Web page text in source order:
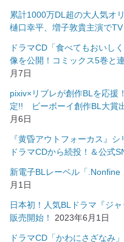
累計1000万DL超の大人気オ
樋口幸平、増子敦貴主演でTV
ドラマCD「食べてもおいし
像を公開！コミックス5巻と
月7日
pixiv×リブレが創作BLを応援
定!! ビーボーイ創作BL大賞
月6日
『黄昏アウトフォーカス』
ドラマCDから続投！＆公式
新電子BLレーベル「.Nonfine
月1日
日本初！人気BLドラマ『ジ
販売開始！
2023年6月1日
ドラマCD「かわにさざな